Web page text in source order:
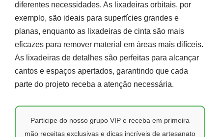
diferentes necessidades. As lixadeiras orbitais, por
exemplo, são ideais para superfícies grandes e
planas, enquanto as lixadeiras de cinta são mais
eficazes para remover material em áreas mais difíceis.
As lixadeiras de detalhes são perfeitas para alcançar
cantos e espaços apertados, garantindo que cada
parte do projeto receba a atenção necessária.
Participe do nosso grupo VIP e receba em primeira
mão receitas exclusivas e dicas incríveis de artesanato